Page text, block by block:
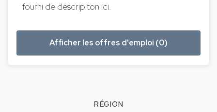
fourni de descripiton ici.
Afficher les offres d'emploi (0)
RÉGION